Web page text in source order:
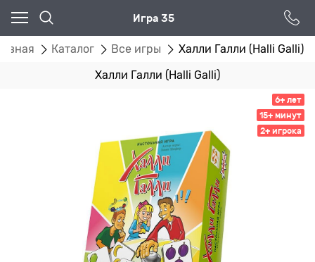
Игра 35
Каталог Все игры Халли Галли (Halli Galli)
Халли Галли (Halli Galli)
6+ лет
15+ минут
2+ игрока